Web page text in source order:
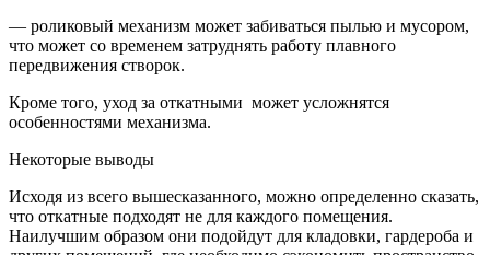
— роликовый механизм может забиваться пылью и мусором,
что может со временем затруднять работу плавного
передвижения створок.
Кроме того, уход за откатными может усложнятся
особенностями механизма.
Некоторые выводы
Исходя из всего вышесказанного, можно определенно сказать,
что откатные подходят не для каждого помещения.
Наилучшим образом они подойдут для кладовки, гардероба и